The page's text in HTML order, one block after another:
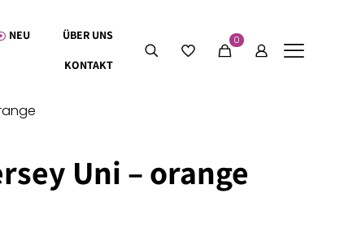
NEU ÜBER UNS
KONTAKT
0
Uni – orange